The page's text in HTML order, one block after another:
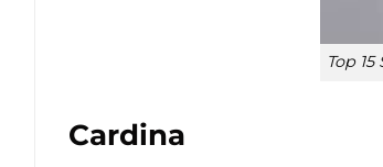
Top
Cardina